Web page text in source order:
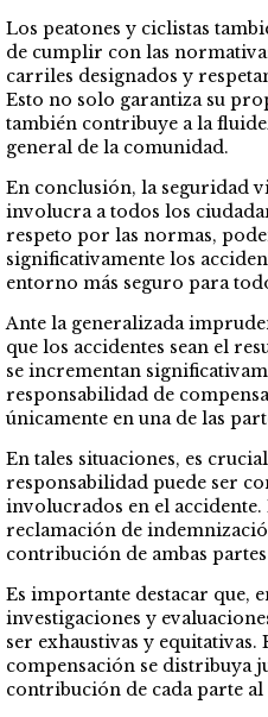
Los peatones y ciclistas
de cumplir con las
carriles designados y
Esto no solo garantiza su
también contribuye a la
general de la comunidad.
En conclusión, la seguridad
involucra a todos los
respeto por las normas,
significativamente los
entorno más seguro para
Ante la generalizada
que los accidentes sean el
se incrementan
responsabilidad de
únicamente en una de las
En tales situaciones, es
responsabilidad puede ser
involucrados en el
reclamación de
contribución de ambas
Es importante destacar que,
investigaciones y
ser exhaustivas y equitativas.
compensación se distribuya
contribución de cada parte al